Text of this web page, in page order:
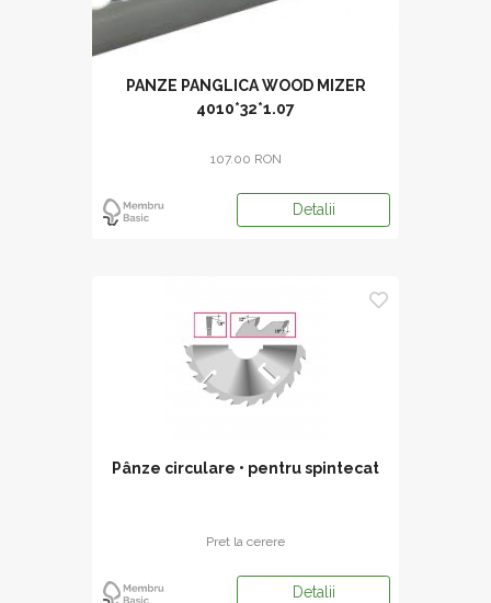
PANZE PANGLICA WOOD MIZER
4010*32*1.07
107.00 RON
Detalii
Pânze circulare • pentru spintecat
Pret la cerere
Detalii